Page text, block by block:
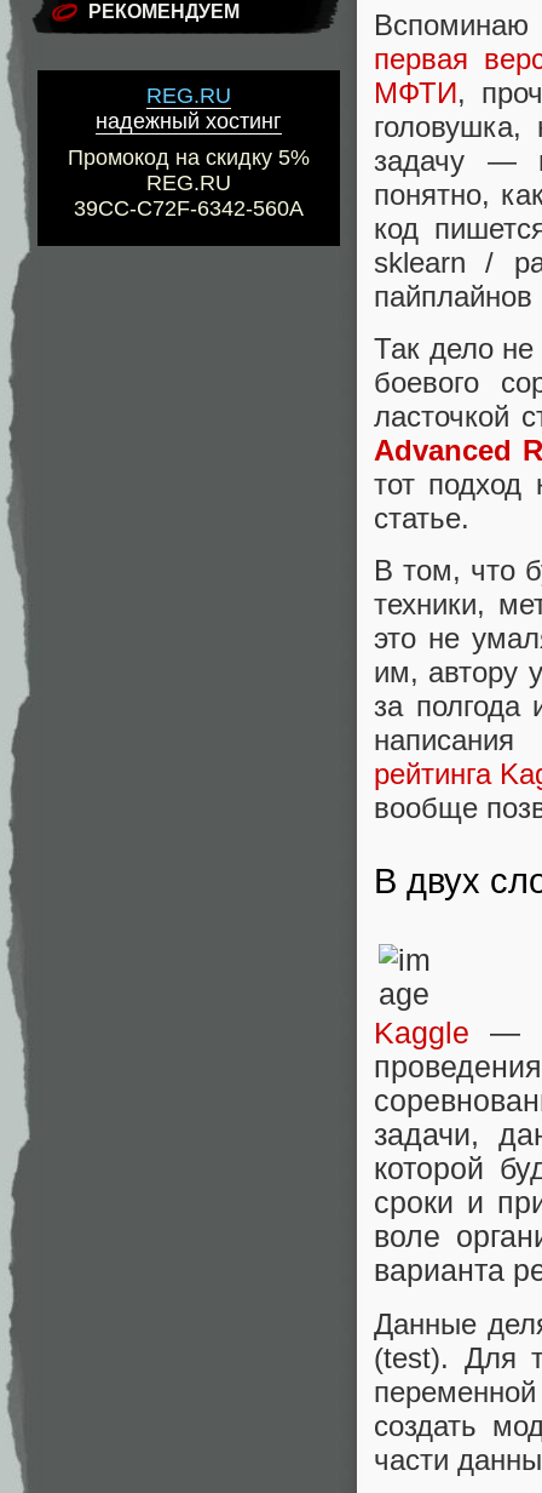
РЕКОМЕНДУЕМ
REG.RU
надежный хостинг
Промокод на скидку 5%
REG.RU
39CC-C72F-6342-560A
первая
МФТИ,
задачу —
понятно,
код
sklearn /
Так дело
боевого
ласточкой
Advanced
тот подход
статье.
В том, что
техники,
это не
им, автору
за
рейтинга
вообще
В двух
Kaggle —
задачи,
которой
сроки и
воле
варианта
Данные
(test). Для
создать
части